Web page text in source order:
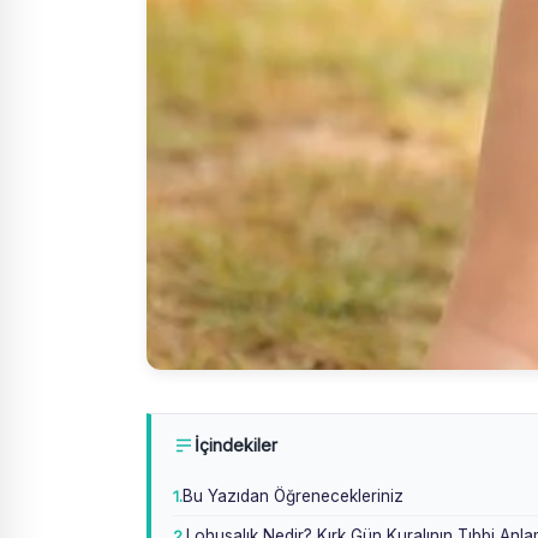
İçindekiler
Bu Yazıdan Öğrenecekleriniz